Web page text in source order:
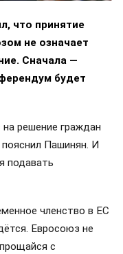
что принятие
не означает
Сначала —
будет
решение граждан
Пашинян. И
подавать
членство в ЕС
Евросоюз не
с